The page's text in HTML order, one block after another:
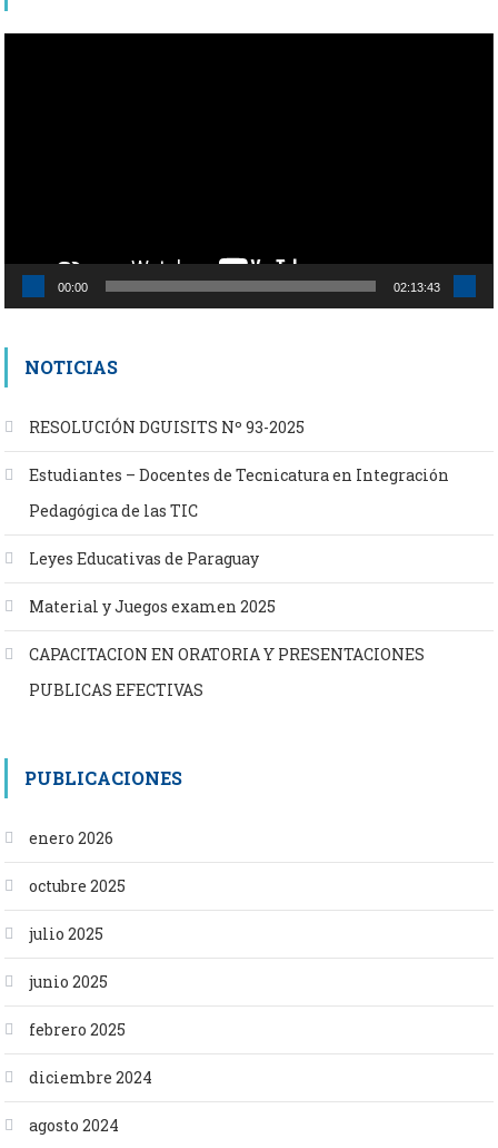
00:00 02:13:43
NOTICIAS
RESOLUCIÓN DGUISITS Nº 93-2025
Estudiantes – Docentes de Tecnicatura en Integración
Pedagógica de las TIC
Leyes Educativas de Paraguay
Material y Juegos examen 2025
CAPACITACION EN ORATORIA Y PRESENTACIONES
PUBLICAS EFECTIVAS
PUBLICACIONES
enero 2026
octubre 2025
julio 2025
junio 2025
febrero 2025
diciembre 2024
agosto 2024